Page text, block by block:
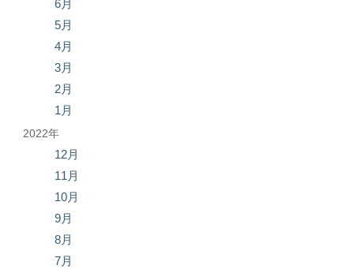
6月
5月
4月
3月
2月
1月
2022年
12月
11月
10月
9月
8月
7月